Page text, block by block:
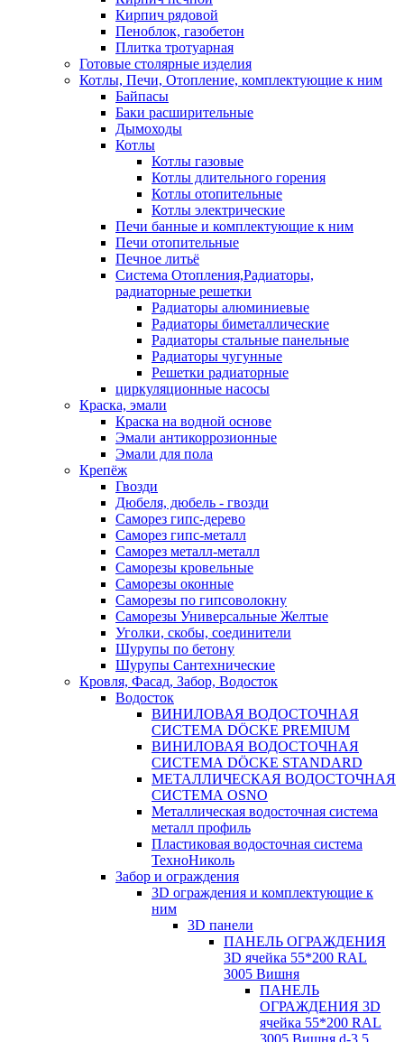
Кирпич рядовой
Пеноблок, газобетон
Плитка тротуарная
Готовые столярные изделия
Котлы, Печи, Отопление, комплектующие к ним
Байпасы
Баки расширительные
Дымоходы
Котлы
Котлы газовые
Котлы длительного горения
Котлы отопительные
Котлы электрические
Печи банные и комплектующие к ним
Печи отопительные
Печное литьё
Система Отопления,Радиаторы,
радиаторные решетки
Радиаторы алюминиевые
Радиаторы биметаллические
Радиаторы стальные панельные
Радиаторы чугунные
Решетки радиаторные
циркуляционные насосы
Краска, эмали
Краска на водной основе
Эмали антикоррозионные
Эмали для пола
Крепёж
Гвозди
Дюбеля, дюбель - гвозди
Саморез гипс-дерево
Саморез гипс-металл
Саморез металл-металл
Саморезы кровельные
Саморезы оконные
Саморезы по гипсоволокну
Саморезы Универсальные Желтые
Уголки, скобы, соединители
Шурупы по бетону
Шурупы Сантехнические
Кровля, Фасад, Забор, Водосток
Водосток
ВИНИЛОВАЯ ВОДОСТОЧНАЯ
СИСТЕМА DÖCKE PREMIUM
ВИНИЛОВАЯ ВОДОСТОЧНАЯ
СИСТЕМА DÖCKE STANDARD
МЕТАЛЛИЧЕСКАЯ ВОДОСТОЧНАЯ
СИСТЕМА OSNO
Металлическая водосточная система
металл профиль
Пластиковая водосточная система
ТехноНиколь
Забор и ограждения
3D ограждения и комплектующие к
ним
3D панели
ПАНЕЛЬ ОГРАЖДЕНИЯ
3D ячейка 55*200 RAL
3005 Вишня
ПАНЕЛЬ
ОГРАЖДЕНИЯ 3D
ячейка 55*200 RAL